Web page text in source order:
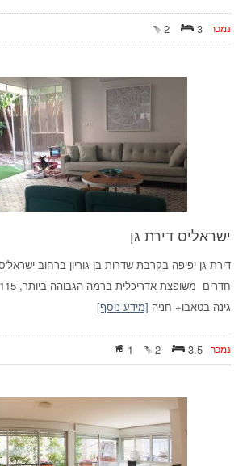
3
2 נמכר
ישראליס דירת גן
גינה בטאבו+ חניה [מידע נוסף]
3.5
2
1 נמכר